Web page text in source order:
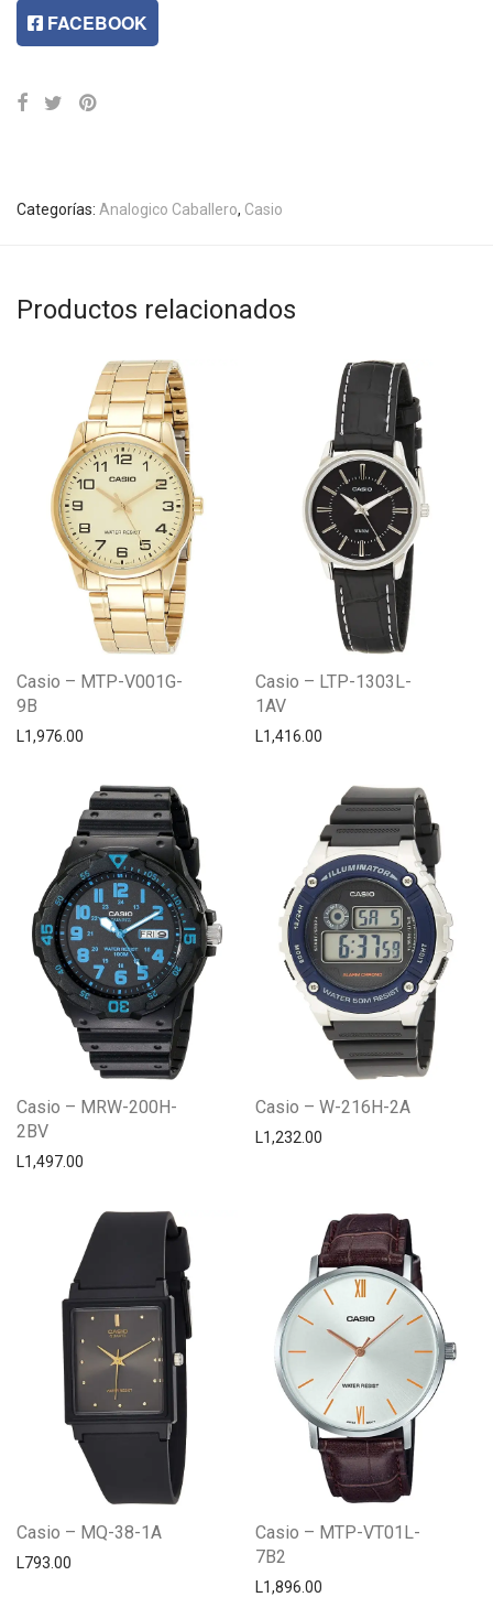
FACEBOOK
Categorías: Analogico Caballero, Casio
Productos relacionados
Casio – MTP-V001G-
9B
L1,976.00
Casio – LTP-1303L-
1AV
L1,416.00
Casio – MRW-200H-
2BV
L1,497.00
Casio – W-216H-2A
L1,232.00
Casio – MQ-38-1A
L793.00
Casio – MTP-VT01L-
7B2
L1,896.00